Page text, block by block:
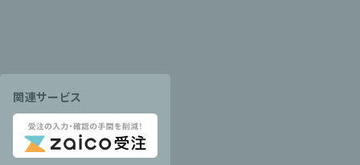
関連サービス